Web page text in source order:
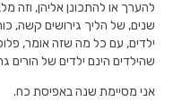
ילדים, עם כל מה שזה אומר,
שהילדים הינם ילדים של הורים
אני מסיימת שנה באפיסת כח.